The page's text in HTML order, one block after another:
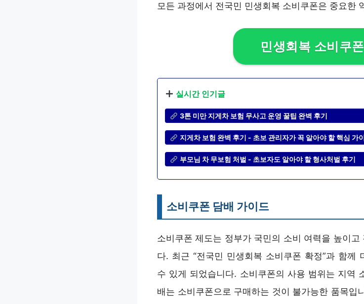
모든 과정에서 전국민 민생회복 소비쿠폰은 중요한
민생회복 소비쿠
실시간 인기글
3톤 미만 지게차 보험 무사고 운영 꿀팁 완벽 후기
지게차 보험 완벽 후기 - 초보 관리자가 꼭 알아야 할 핵심 가
부모님 차 무보험 처벌 - 초보자도 알아야 할 형사처벌 후기
소비쿠폰 담배 가이드
소비쿠폰 제도는 정부가 국민의 소비 여력을 높이
다. 최근 “전국민 민생회복 소비쿠폰 확정”과 함께
수 있게 되었습니다. 소비쿠폰의 사용 범위는 지역
배는 소비쿠폰으로 구매하는 것이 불가능한 품목입